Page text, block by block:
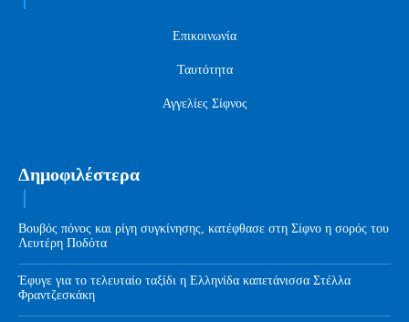
Επικοινωνία
Ταυτότητα
Αγγελίες Σίφνος
Δημοφιλέστερα
Βουβός πόνος και ρίγη συγκίνησης, κατέφθασε στη Σίφνο η σορός του
Λευτέρη Ποδότα
Έφυγε για το τελευταίο ταξίδι η Ελληνίδα καπετάνισσα Στέλλα
Φραντζεσκάκη